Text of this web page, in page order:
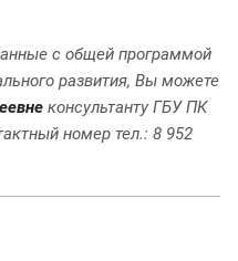
с общей программой
развития, Вы можете
консультанту ГБУ ПК
номер тел.: 8 952